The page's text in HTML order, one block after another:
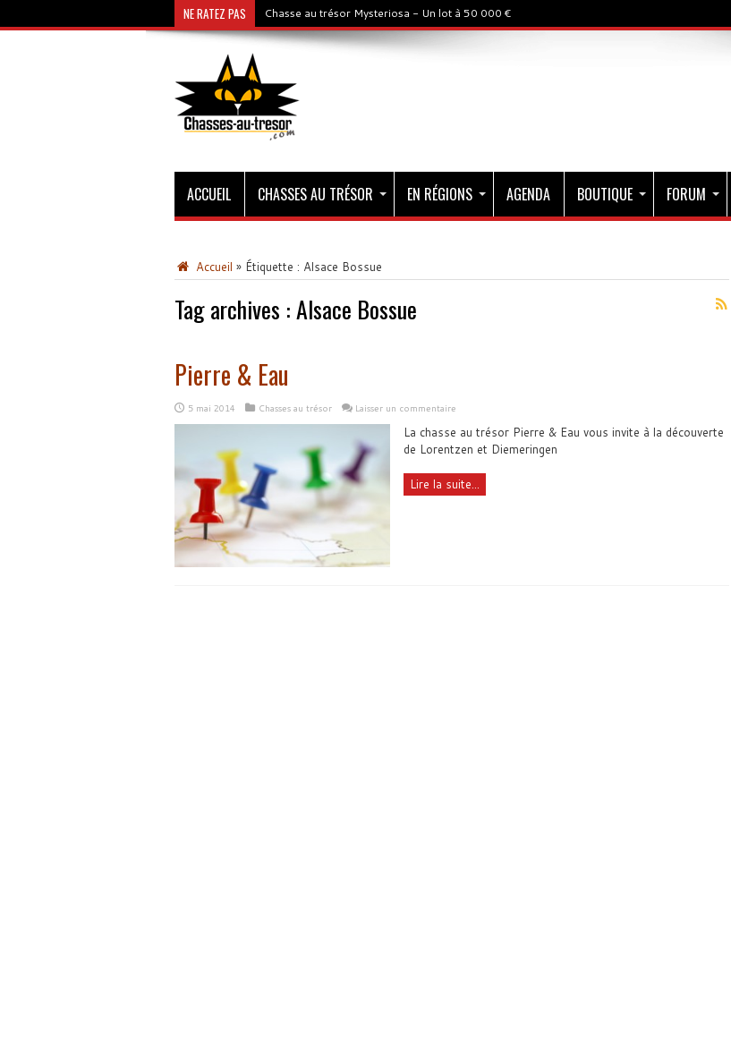
NE RATEZ PAS Chasse au trésor Mysteriosa - Un lot à 50 000 €
ACCUEIL CHASSES AU TRÉSOR EN RÉGIONS AGENDA BOUTIQUE FORUM
Accueil » Étiquette : Alsace Bossue
Tag archives :Alsace Bossue
Pierre & Eau
5 mai 2014 Chasses au trésor Laisser un commentaire
La chasse au trésor Pierre & Eau vous invite à la découverte
de Lorentzen et Diemeringen
Lire la suite...